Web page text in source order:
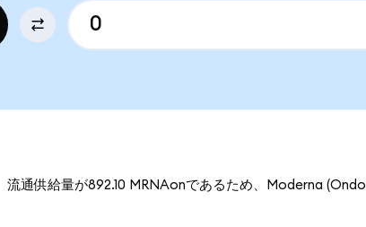
通供給量が892.10 MRNAonであるため、Moderna (Ondo